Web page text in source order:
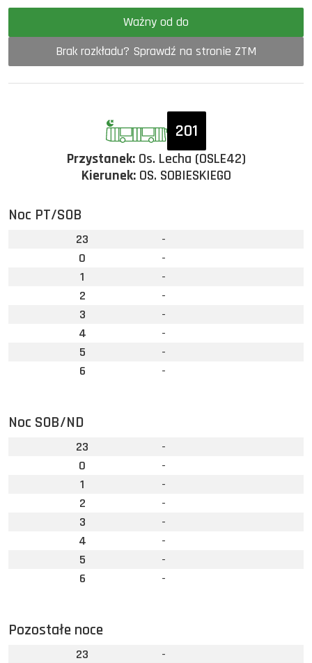
Ważny od do
Brak rozkładu? Sprawdź na stronie ZTM
201
Przystanek:Os. Lecha (OSLE42)
Kierunek:OS. SOBIESKIEGO
Noc PT/SOB
23
-
0
-
1
-
2
-
3
-
4
-
5
-
6
-
Noc SOB/ND
23
-
0
-
1
-
2
-
3
-
4
-
5
-
6
-
Pozostałe noce
23
-